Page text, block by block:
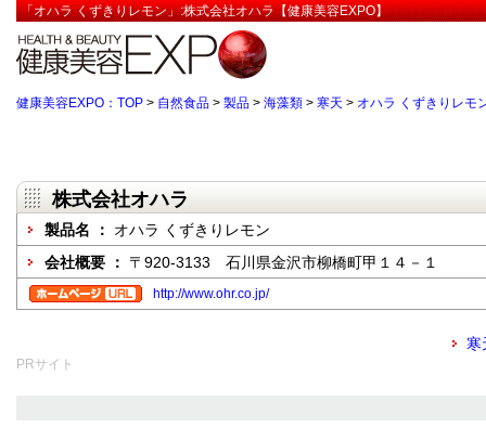
「オハラ くずきりレモン」:株式会社オハラ【健康美容EXPO】
健康美容EXPO：TOP > 自然食品 > 製品 > 海藻類 > 寒天 > オハラ くずきりレモ
株式会社オハラ
製品名 ： オハラ くずきりレモン
会社概要 ： 〒920-3133 石川県金沢市柳橋町甲１４－１
http://www.ohr.co.jp/
寒
PRサイト